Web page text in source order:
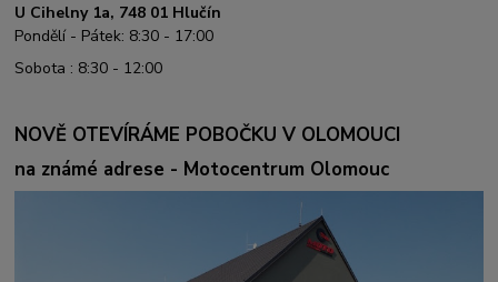
U Cihelny 1a, 748 01 Hlučín
Pondělí - Pátek: 8:30 - 17:00
Sobota : 8:30 - 12:00
NOVĚ OTEVÍRÁME POBOČKU V OLOMOUCI
na známé adrese - Motocentrum Olomouc